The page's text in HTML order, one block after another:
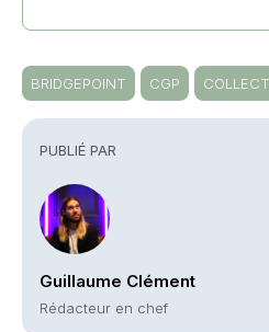
PUBLIÉ PAR
Guillaume Clément
Rédacteur en chef
BRIDGEPOINT CGP